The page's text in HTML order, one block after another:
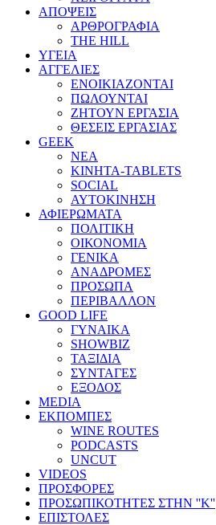
ΑΠΟΨΕΙΣ
ΑΡΘΡΟΓΡΑΦΙΑ
THE HILL
ΥΓΕΙΑ
ΑΓΓΕΛΙΕΣ
ΕΝΟΙΚΙΑΖΟΝΤΑΙ
ΠΩΛΟΥΝΤΑΙ
ΖΗΤΟΥΝ ΕΡΓΑΣΙΑ
ΘΕΣΕΙΣ ΕΡΓΑΣΙΑΣ
GEEK
ΝΕΑ
ΚΙΝΗΤΑ-TABLETS
SOCIAL
ΑΥΤΟΚΙΝΗΣΗ
ΑΦΙΕΡΩΜΑΤΑ
ΠΟΛΙΤΙΚΗ
ΟΙΚΟΝΟΜΙΑ
ΓΕΝΙΚΑ
ΑΝΑΔΡΟΜΕΣ
ΠΡΟΣΩΠΑ
ΠΕΡΙΒΑΛΛΟΝ
GOOD LIFE
ΓΥΝΑΙΚΑ
SHOWBIZ
ΤΑΞΙΔΙΑ
ΣΥΝΤΑΓΕΣ
ΕΞΟΔΟΣ
MEDIA
ΕΚΠΟΜΠΕΣ
WINE ROUTES
PODCASTS
UNCUT
VIDEOS
ΠΡΟΣΦΟΡΕΣ
ΠΡΟΣΩΠΙΚΟΤΗΤΕΣ ΣΤΗΝ ''Κ''
ΕΠΙΣΤΟΛΕΣ